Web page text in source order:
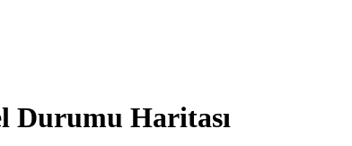
Durumu Haritası